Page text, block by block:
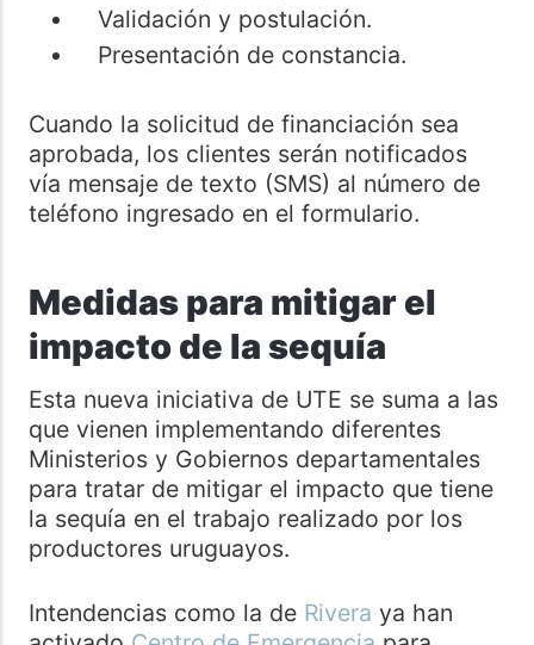
Validación y postulación.
Presentación de constancia.
Cuando la solicitud de financiación sea
aprobada, los clientes serán notificados
vía mensaje de texto (SMS) al número de
teléfono ingresado en el formulario.
Medidas para mitigar el
impacto de la sequía
Esta nueva iniciativa de UTE se suma a las
que vienen implementando diferentes
Ministerios y Gobiernos departamentales
para tratar de mitigar el impacto que tiene
la sequía en el trabajo realizado por los
productores uruguayos.
Intendencias como la de Rivera ya han